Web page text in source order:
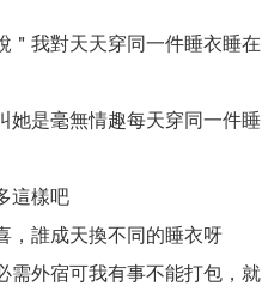
＂我對天天穿同一件睡衣睡在
她是毫無情趣每天穿同一件睡
這樣吧
，誰成天換不同的睡衣呀
需外宿可我有事不能打包，就